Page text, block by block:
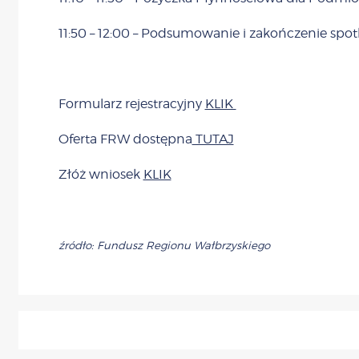
11:50 – 12:00 – Podsumowanie i zakończenie
Formularz rejestracyjny KLIK
Oferta FRW dostępna TUTAJ
Złóż wniosek KLIK
źródło: Fundusz Regionu Wałbrzyskiego